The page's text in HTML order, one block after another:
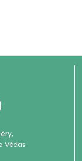
Védas